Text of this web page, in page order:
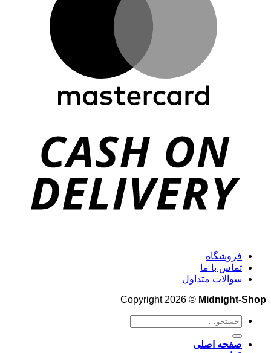
فروشگاه
تماس با ما
سوالات متداول
Copyright 2026 © Midnight-Shop
جستجو
صفحه اصلی